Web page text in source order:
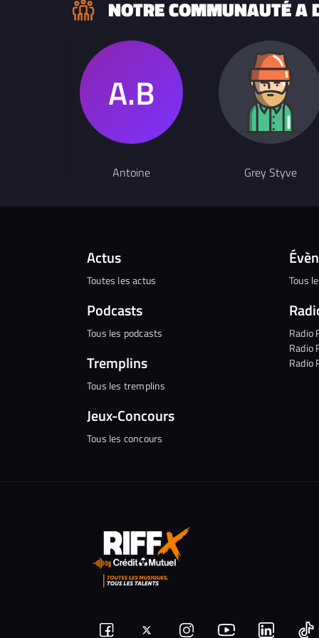
NOTRE COMMUNAUTÉ A
Antoine Grey Styve
Actus
Toutes les actus
Podcasts
Tous les podcasts
Tremplins
Tous les tremplins
Jeux-Concours
Tous les concours
Tous
Radio
Radio
Radio